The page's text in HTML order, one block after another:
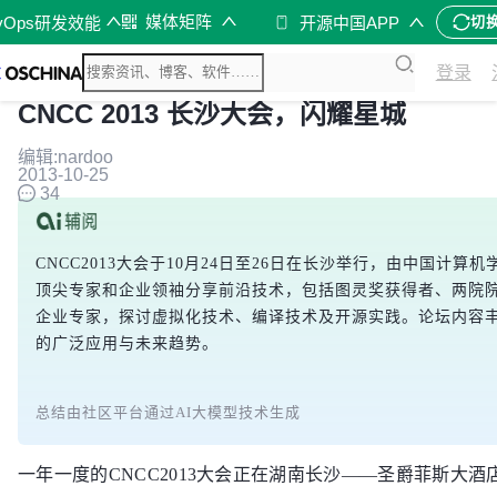
研发效能 媒体矩阵 开源中国APP 切
登录
CNCC 2013 长沙大会，闪耀星城
编辑:nardoo
2013-10-25
34
CNCC2013大会于10月24日至26日在长沙举行，由中国计算
顶尖专家和企业领袖分享前沿技术，包括图灵奖获得者、两
企业专家，探讨虚拟化技术、编译技术及开源实践。论坛内
的广泛应用与未来趋势。
总结由社区平台通过AI大模型技术生成
一年一度的CNCC2013大会正在湖南长沙——圣爵菲斯大酒